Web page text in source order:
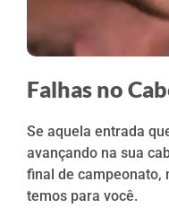
Falhas no
Se aquela entrada
avançando na sua
final de campeonato,
temos para você.